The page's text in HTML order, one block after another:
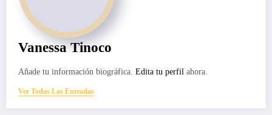
Vanessa Tinoco
Añade tu información biográfica. Edita tu perfil ahora.
Ver Todas Las Entradas